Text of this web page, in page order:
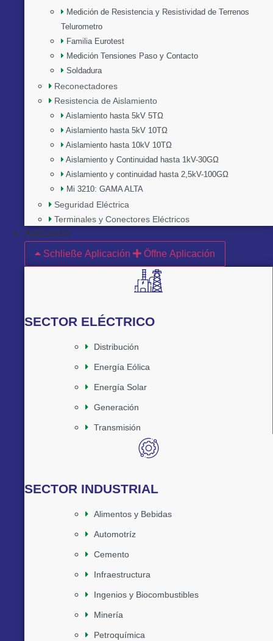
Medición de Resistencia y Resistividad de Terrenos
Telurometro
Familia Eurotest
Medición Tensiones Paso y Contacto
Soldadura
Reconectadores
Resistencia de Aislamiento
Aislamiento hasta 5kV 5TΩ
Aislamiento hasta 5kV 10TΩ
Aislamiento hasta 10kV 10TΩ
Aislamiento y Continuidad hasta 1kV-30GΩ
Aislamiento y continuidad hasta 2,5kV-100GΩ
Mi 3210: GAMA ALTA
Seguridad Eléctrica
Terminales y Conectores Eléctricos
Aplicación
Schließe Aplicación
Öffne Aplicación
SECTOR ELÉCTRICO
Distribución
Energía Eólica
Energía Solar
Generación
Transmisión
SECTOR INDUSTRIAL
Alimentos y Bebidas
Automotríz
Cemento
Infraestructura
Ingenios y Biocombustibles
Minería
Petroquímica